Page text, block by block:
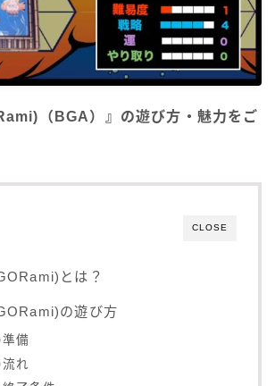
（BGA）』の遊び方・魅力をご
CLOSE
とは？
の遊び方
備
れ